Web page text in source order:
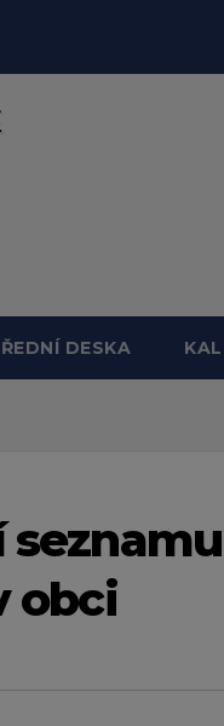
DESKA
obci